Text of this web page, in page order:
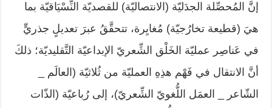
إنَّ المُحصِّلة الجدَليّة (الانتصاليّة) للقصديّة النِّسْيَاقيّة بما
هيَ (قطيعة تخارُجيّة) مُغايِرة، تتحقَّقُ عبرَ تعديلٍ جذريٍّ
في عَناصِر عمليّة الخَلْق الشِّعريّ الإبداعيّة التَّقليديّة؛ ذلكَ
أنَّ الانتقال في فَهْم هذِهِ العمليّة من ثُلاثيّة (العالَم _
الشّاعر _ العمَل اللُّغويّ الشِّعريّ)، إلى رُباعيّة (الذّات